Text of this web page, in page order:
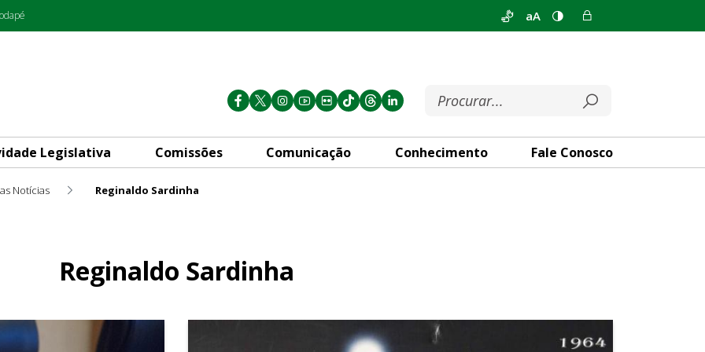
aA
Legislativa Comissões Comunicação Conhecimento Fale Conosco
Notícias Reginaldo Sardinha
Reginaldo Sardinha